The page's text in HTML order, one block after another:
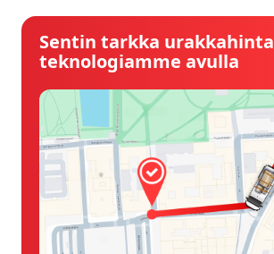
Sentin tarkka urakkahinta
teknologiamme avulla